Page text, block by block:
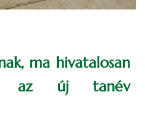
ma hivatalosan
az új tanév